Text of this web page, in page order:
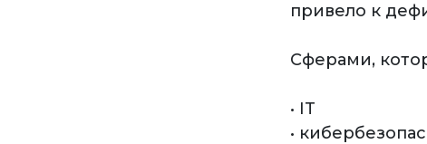
привело к
Сферами,
• IT
•